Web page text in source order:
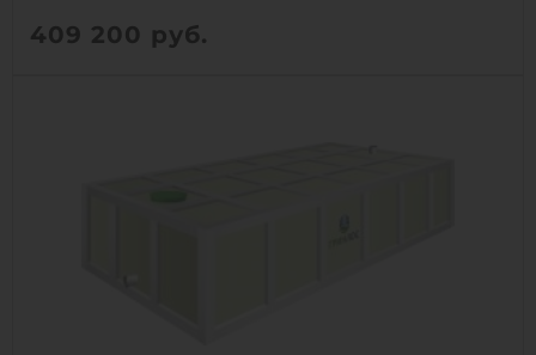
409 200 руб.